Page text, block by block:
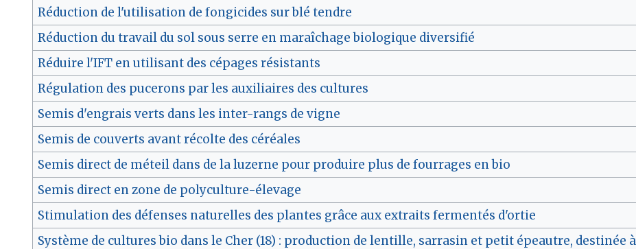
Réduction de l'utilisation de fongicides sur blé tendre
Réduction du travail du sol sous serre en maraîchage biologique diversifié
Réduire l'IFT en utilisant des cépages résistants
Régulation des pucerons par les auxiliaires des cultures
Semis d'engrais verts dans les inter-rangs de vigne
Semis de couverts avant récolte des céréales
Semis direct de méteil dans de la luzerne pour produire plus de fourrages en bio
Semis direct en zone de polyculture-élevage
Stimulation des défenses naturelles des plantes grâce aux extraits fermentés d'ortie
Système de cultures bio dans le Cher (18) : production de lentille, sarrasin et petit épeautre, destinée